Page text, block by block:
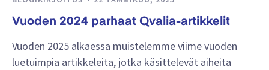
Vuoden 2024 parhaat Qvalia-artikkelit
Vuoden 2025 alkaessa muistelemme viime vuoden
luetuimpia artikkeleita, jotka käsittelevät aiheita